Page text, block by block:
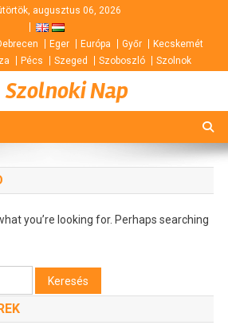
augusztus 06, 2026
Eger Európa Győr
Kecskemét
Pécs Szeged Szoboszló Szolnok
Szolnoki Nap
you’re looking for. Perhaps searching